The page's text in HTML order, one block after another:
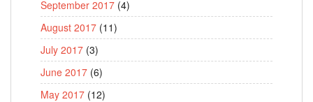
September 2017 (4)
August 2017 (11)
July 2017 (3)
June 2017 (6)
May 2017 (12)